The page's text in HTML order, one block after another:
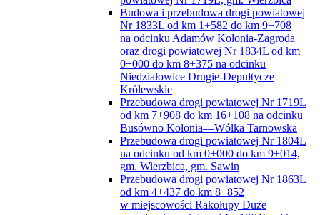
Budowa i przebudowa drogi powiatowej
Nr 1833L od km 1+582 do km 9+708
na odcinku Adamów Kolonia-Zagroda
oraz drogi powiatowej Nr 1834L od km
0+000 do km 8+375 na odcinku
Niedziałowice Drugie-Depułtycze
Królewskie
Przebudowa drogi powiatowej Nr 1719L
od km 7+908 do km 16+108 na odcinku
Busówno Kolonia—Wólka Tarnowska
Przebudowa drogi powiatowej Nr 1804L
na odcinku od km 0+000 do km 9+014,
gm. Wierzbica, gm. Sawin
Przebudowa drogi powiatowej Nr 1863L
od km 4+437 do km 8+852
w miejscowości Rakołupy Duże